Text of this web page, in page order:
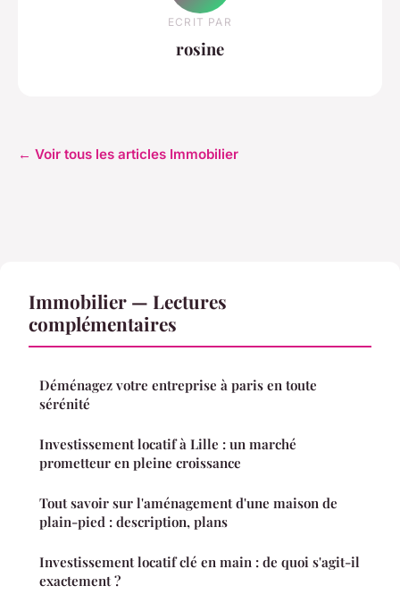
ECRIT PAR
rosine
← Voir tous les articles Immobilier
Immobilier — Lectures
complémentaires
Déménagez votre entreprise à paris en toute
sérénité
Investissement locatif à Lille : un marché
prometteur en pleine croissance
Tout savoir sur l'aménagement d'une maison de
plain-pied : description, plans
Investissement locatif clé en main : de quoi s'agit-il
exactement ?